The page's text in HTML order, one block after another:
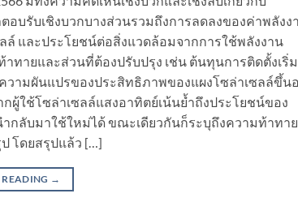
บรับเชิงบวกบางส่วนรวมถึงการลดลงของค่าพลังง
ล์ และประโยชน์ต่อสิ่งแวดล้อมจากการใช้พลังงาน
าทายและส่วนที่ต้องปรับปรุง เช่น ต้นทุนการติดตั้งเริ่
วามผันแปรของประสิทธิภาพของแผงโซล่าเซลล์ขึ้น
ใช้โซล่าเซลล์แสงอาทิตย์เน้นย้ำถึงประโยชน์ของ
กลับมาใช้ใหม่ได้ ขณะเดียวกันก็ระบุถึงความท้าทาย
โดยสรุปแล้ว […]
→